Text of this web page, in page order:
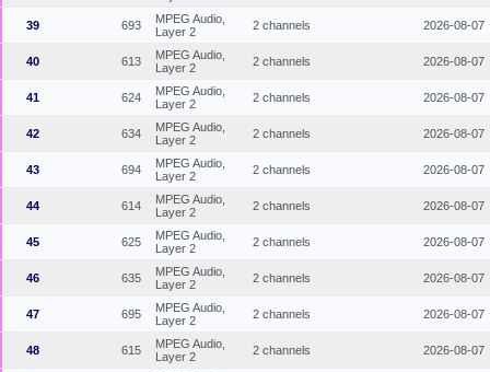
39 693
MPEG Audio,
Layer 2
2 channels 2026-08-07
40 613
MPEG Audio,
Layer 2
2 channels 2026-08-07
41 624
MPEG Audio,
Layer 2
2 channels 2026-08-07
42 634
MPEG Audio,
Layer 2
2 channels 2026-08-07
43 694
MPEG Audio,
Layer 2
2 channels 2026-08-07
44 614
MPEG Audio,
Layer 2
2 channels 2026-08-07
45 625
MPEG Audio,
Layer 2
2 channels 2026-08-07
46 635
MPEG Audio,
Layer 2
2 channels 2026-08-07
47 695
MPEG Audio,
Layer 2
2 channels 2026-08-07
48 615
MPEG Audio,
Layer 2
2 channels 2026-08-07